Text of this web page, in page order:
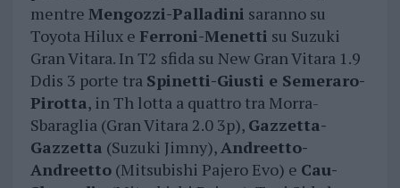
mentre Mengozzi-Palladini saranno su
Toyota Hilux e Ferroni-Menetti su Suzuki
Gran Vitara. In T2 sfida su New Gran Vitara 1.9
Ddis 3 porte tra Spinetti-Giusti e Semeraro-
Pirotta, in Th lotta a quattro tra Morra-
Sbaraglia (Gran Vitara 2.0 3p), Gazzetta-
Gazzetta (Suzuki Jimny),Andreetto-
Andreetto(Mitsubishi Pajero Evo) e Cau-